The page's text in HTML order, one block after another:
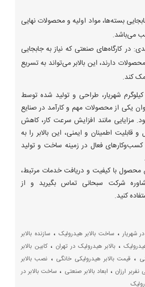
بسته‌ها، مواد اولیه و محصولات نهایی
می‌باشد.
در کارگاه‌های صنعتی که نیاز به جابجایی
دارند، این بالابر می‌تواند به تسریع
کند.
بالابر هیدرولیک ۳۰۰ کیلوگرم شهریار، طراحی و تولید شده توسط
یکی از محصولات مهم و کارآمد در صنایع
مزایایی مانند افزایش سرعت کار، کاهش
اطمینان و ایمنی، این بالابر را به
کسب‌وکارهای فعال در زمینه ساخت و تولید
محصول با کیفیت و دریافت خدمات مرتبط،
شرکت سبحانی تماس بگیرید و از
کنید.
شهریار، ساخت بالابر هیدرولیک ، سازنده بالابر
، بالابر هیدرولیک در تهران ،کابین بالابر
، قیمت بالابر هیدرولیکی خانگی ، نصب بالابر
نفربر ارزان ، ابعاد بالابر صنعتی ، ساخت بالابر در